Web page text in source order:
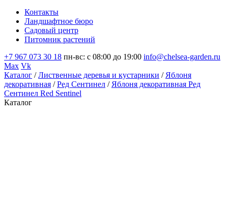
Контакты
Ландшафтное бюро
Садовый центр
Питомник растений
+7 967 073 30 18 пн-вс: с 08:00 до 19:00 info@chelsea-garden.ru
Max Vk
Каталог /Лиственные деревья и кустарники / Яблоня
декоративная /Ред Сентинел / Яблоня декоративная Ред
Сентинел Red Sentinel
Каталог